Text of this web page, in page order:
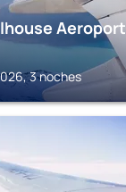
Aeroport
3 noches